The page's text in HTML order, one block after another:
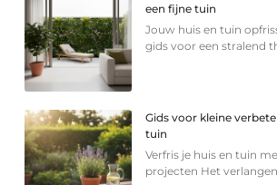
een fijne tuin
Jouw huis en tuin
gids voor een stralend
Gids voor kleine
tuin
Verfris je huis en tuin
projecten Het